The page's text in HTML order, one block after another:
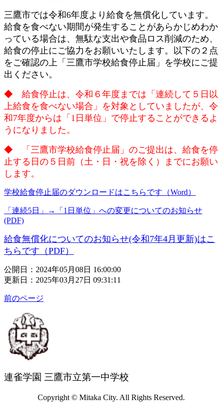
三鷹市では令和6年度より給食を無償化しています。
給食を食べない期間が発生することがあらかじめわか
っている場合は、無駄な支出や食品ロス削減のため、
給食の停止にご協力をお願いいたします。以下の２点
をご確認の上「三鷹市学校給食停止届」を学校にご提
出ください。
◆ 給食停止は、令和６年度までは「連続して５日以
上給食を食べない場合」を対象としていましたが、令
和7年度からは「1日単位」で停止することができるよ
うになりました。
◆ 「三鷹市学校給食停止届」のご提出は、給食を停
止する日の５日前（土・日・祝を除く）までにお願い
します。
学校給食停止届のダウンロードはこちらです（Word）
「連続5日」→「1日単位」への変更についてのお知らせ
(PDF)
給食無償化についてのお知らせ(令和7年4月更新)はこ
ちらです（PDF）
公開日：2024年05月08日 16:00:00
更新日：2025年03月27日 09:31:11
前のページ
連雀学園 三鷹市立第一中学校
Copyright © Mitaka City. All Rights Reserved.